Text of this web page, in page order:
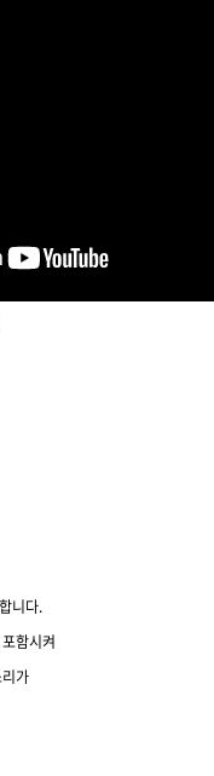
니다.
함시켜
가